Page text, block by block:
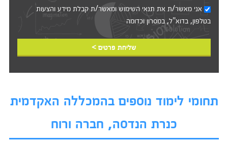
אני מאשר/ת את תנאי השימושומאשר/ת קבלת מידע והצעות
בטלפון, בדוא"ל, במסרון וכדומה‎‎
שליחת פרטים >
תחומי לימוד נוספים בהמכללה האקדמית
כנרת הנדסה, חברה ורוח